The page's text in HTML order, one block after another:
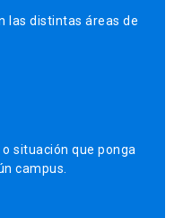
las distintas áreas de
situación que ponga
campus.